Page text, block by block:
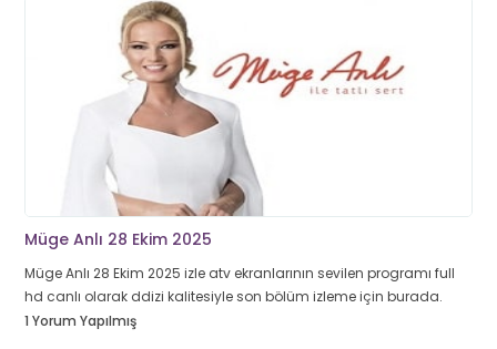
Müge Anlı 28 Ekim 2025
Müge Anlı 28 Ekim 2025 izle atv ekranlarının sevilen programı full
hd canlı olarak ddizi kalitesiyle son bölüm izleme için burada.
1 Yorum Yapılmış